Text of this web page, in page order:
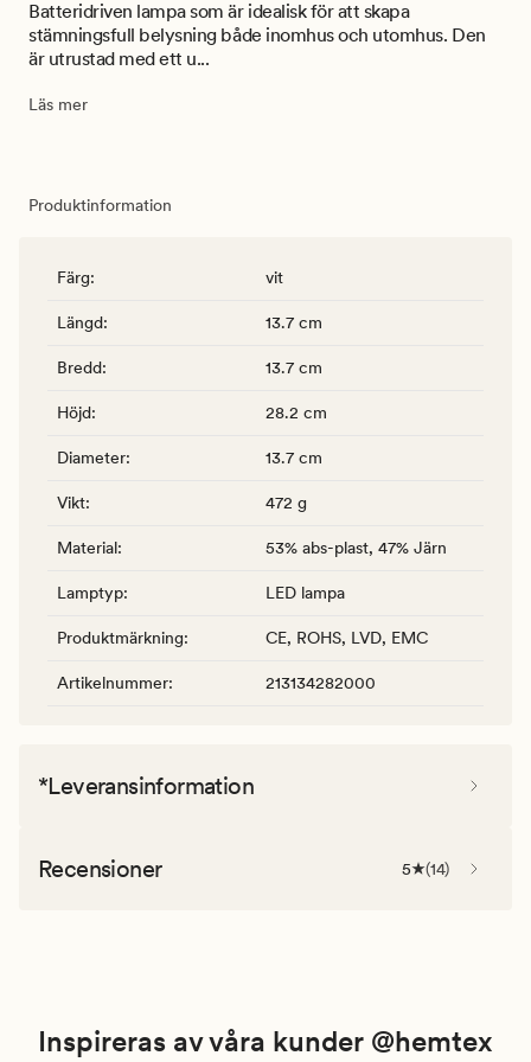
Batteridriven lampa som är idealisk för att skapa
stämningsfull belysning både inomhus och utomhus. Den
är utrustad med ett u...
Läs mer
Produktinformation
Färg: vit
Längd: 13.7 cm
Bredd: 13.7 cm
Höjd: 28.2 cm
Diameter: 13.7 cm
Vikt: 472 g
Material: 53% abs-plast, 47% Järn
Lamptyp: LED lampa
Produktmärkning: CE, ROHS, LVD, EMC
Artikelnummer: 213134282000
*Leveransinformation
Recensioner 5 (14)
Inspireras av våra kunder @hemtex